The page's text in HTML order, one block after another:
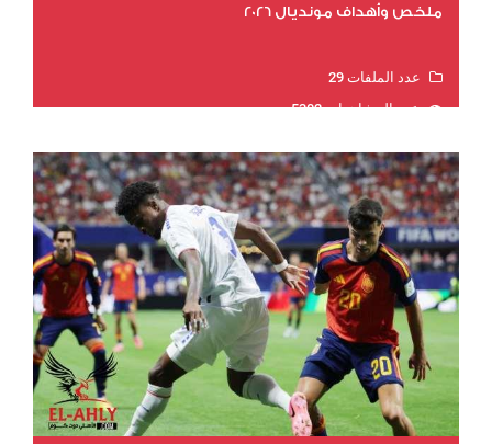
ملخص وأهداف مونديال 2026
عدد الملفات 29
عدد المشاهدات 5302